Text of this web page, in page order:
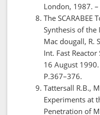
London, 1987.
The SCARABEE
Synthesis of the
Mac dougall, R.
Int. Fast
16 August
P.367–376.
Tattersall R.B.,
Experiments at
Penetration of